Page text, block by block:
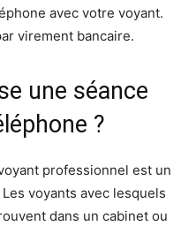
avec votre voyant.
virement bancaire.
une séance
?
professionnel est un
voyants avec lesquels
dans un cabinet ou